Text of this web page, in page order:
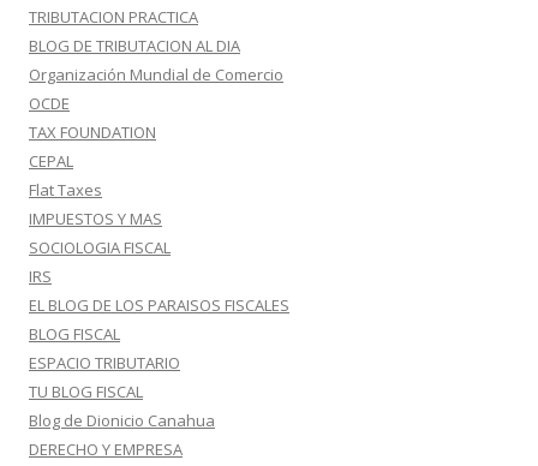
TRIBUTACION PRACTICA
BLOG DE TRIBUTACION AL DIA
Organización Mundial de Comercio
OCDE
TAX FOUNDATION
CEPAL
Flat Taxes
IMPUESTOS Y MAS
SOCIOLOGIA FISCAL
IRS
EL BLOG DE LOS PARAISOS FISCALES
BLOG FISCAL
ESPACIO TRIBUTARIO
TU BLOG FISCAL
Blog de Dionicio Canahua
DERECHO Y EMPRESA